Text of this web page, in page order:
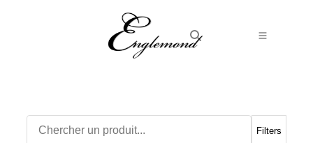
Boucles d’Oreilles
Boutons de manchette
Filters